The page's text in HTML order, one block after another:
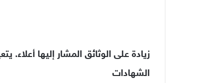
زيادة على الوثائق المشار إليها
الشهادات